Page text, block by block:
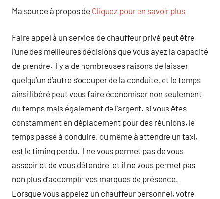
Ma source à propos de Cliquez pour en savoir plus
Faire appel à un service de chauffeur privé peut être
l’une des meilleures décisions que vous ayez la capacité
de prendre. il y a de nombreuses raisons de laisser
quelqu’un d’autre s’occuper de la conduite, et le temps
ainsi libéré peut vous faire économiser non seulement
du temps mais également de l’argent. si vous êtes
constamment en déplacement pour des réunions, le
temps passé à conduire, ou même à attendre un taxi,
est le timing perdu. Il ne vous permet pas de vous
asseoir et de vous détendre, et il ne vous permet pas
non plus d’accomplir vos marques de présence.
Lorsque vous appelez un chauffeur personnel, votre